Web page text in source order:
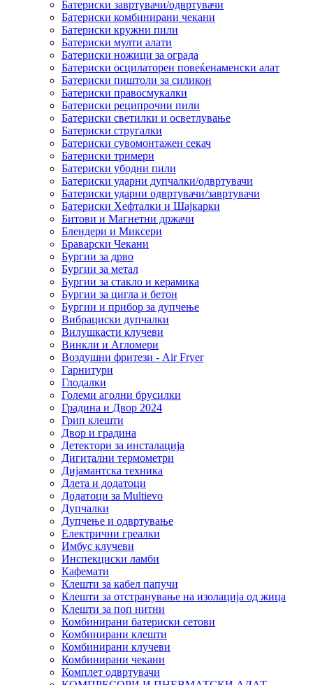
Батериски завртувачи/одвртувачи
Батериски комбинирани чекани
Батериски кружни пили
Батериски мулти алати
Батериски ножици за ограда
Батериски осцилаторен повеќенаменски алат
Батериски пиштоли за силикон
Батериски правосмукалки
Батериски реципрочни пили
Батериски светилки и осветлување
Батериски стругалки
Батериски сувомонтажен секач
Батериски тримери
Батериски убодни пили
Батериски ударни дупчалки/одвртувачи
Батериски ударни одвртувачи/завртувачи
Батериски Хефталки и Шајкарки
Битови и Магнетни држачи
Блендери и Миксери
Браварски Чекани
Бургии за дрво
Бургии за метал
Бургии за стакло и керамика
Бургии за цигла и бетон
Бургии и прибор за дупчење
Вибрациски дупчалки
Вилушкасти клучеви
Винкли и Агломери
Воздушни фритези - Air Fryer
Гарнитури
Глодалки
Големи аголни брусилки
Градина и Двор 2024
Грип клешти
Двор и градина
Детектори за инсталација
Дигитални термометри
Дијамантска техника
Длета и додатоци
Додатоци за Multievo
Дупчалки
Дупчење и одвртување
Електрични греалки
Имбус клучеви
Инспекциски ламби
Кафемати
Клешти за кабел папучи
Клешти за отстранување на изолација од жица
Клешти за поп нитни
Комбинирани батериски сетови
Комбинирани клешти
Комбинирани клучеви
Комбинирани чекани
Комплет одвртувачи